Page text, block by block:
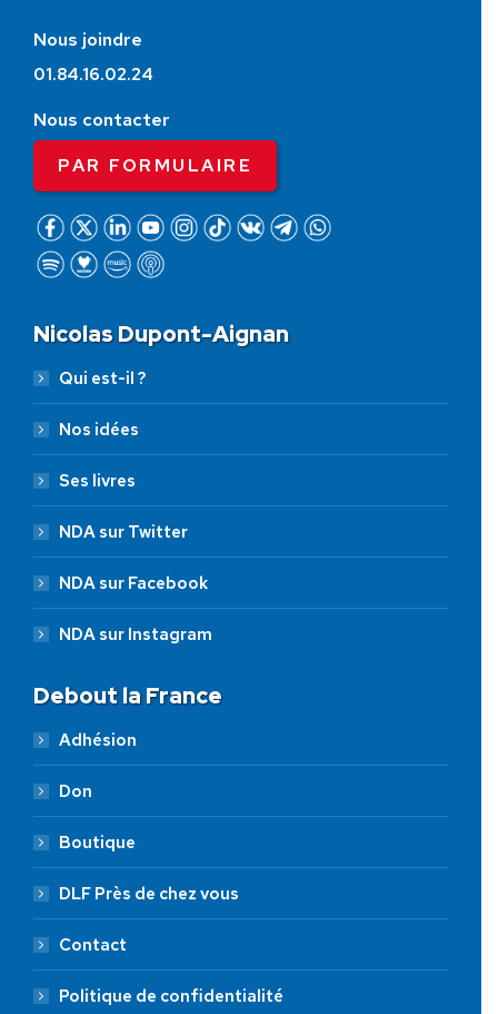
Nous joindre
01.84.16.02.24
Nous contacter
PAR FORMULAIRE
Nicolas Dupont-Aignan
Qui est-il ?
Nos idées
Ses livres
NDA sur Twitter
NDA sur Facebook
NDA sur Instagram
Debout la France
Adhésion
Don
Boutique
DLF Près de chez vous
Contact
Politique de confidentialité